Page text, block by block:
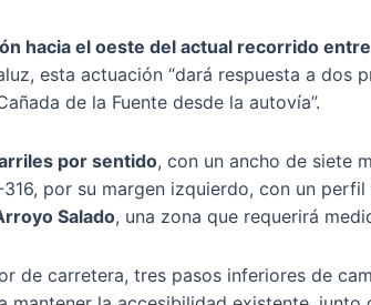
hacia el oeste del actual recorrido
esta actuación “dará respuesta a dos
de la Fuente desde la autovía”.
por sentido, con un ancho de siete
por su margen izquierdo, con un
Salado, una zona que requerirá
de carretera, tres pasos inferiores de